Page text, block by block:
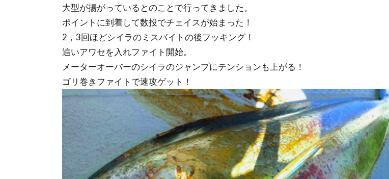
大型が揚がっているとのことで行ってきました。
ポイントに到着して数投でチェイスが始まった！
2，3回ほどシイラのミスバイトの後フッキング！
追いアワセを入れファイト開始。
メーターオーバーのシイラのジャンプにテンションも上がる！
ゴリ巻きファイトで速攻ゲット！